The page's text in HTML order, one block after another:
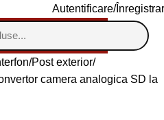
Autentificare/
Post exterior
camera analogica SD la